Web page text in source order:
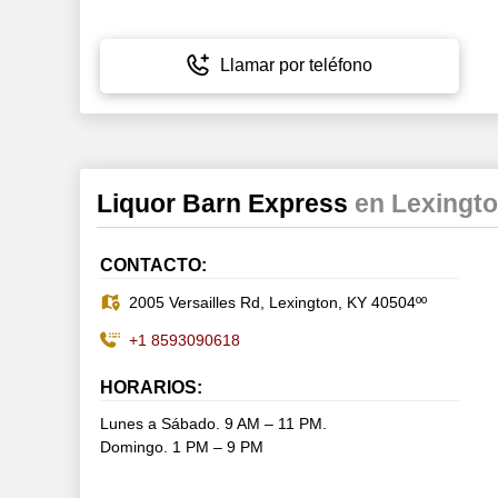
Llamar por teléfono
Liquor Barn Express en
CONTACTO:
2005 Versailles Rd, Lexington, KY 40504ºº
+1 8593090618
HORARIOS:
Lunes a Sábado. 9 AM – 11 PM.
Domingo. 1 PM – 9 PM